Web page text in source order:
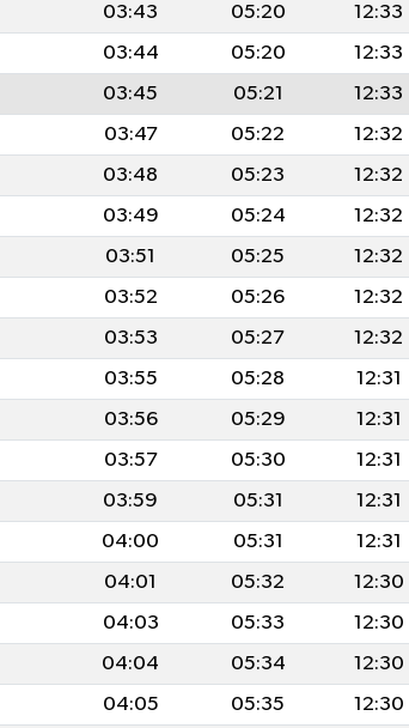
03:43 05:20 12:33
03:44 05:20 12:33
03:45 05:21 12:33
03:47 05:22 12:32
03:48 05:23 12:32
03:49 05:24 12:32
03:51 05:25 12:32
03:52 05:26 12:32
03:53 05:27 12:32
03:55 05:28 12:31
03:56 05:29 12:31
03:57 05:30 12:31
03:59 05:31 12:31
04:00 05:31 12:31
04:01 05:32 12:30
04:03 05:33 12:30
04:04 05:34 12:30
04:05 05:35 12:30